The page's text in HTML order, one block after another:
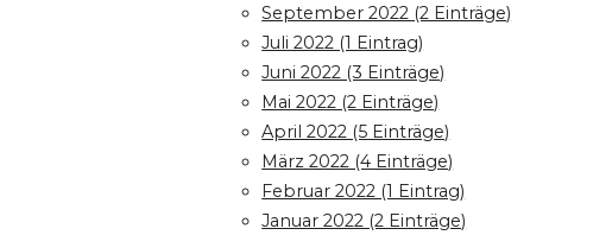
September 2022 (2 Einträge)
Juli 2022 (1 Eintrag)
Juni 2022 (3 Einträge)
Mai 2022 (2 Einträge)
April 2022 (5 Einträge)
März 2022 (4 Einträge)
Februar 2022 (1 Eintrag)
Januar 2022 (2 Einträge)